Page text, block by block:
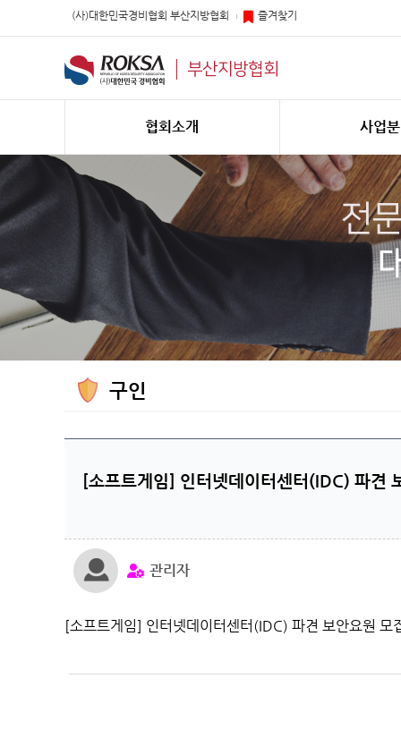
(사)대한민국경비협회 부산지방협회 즐겨찾기
부산지방협회
협회소개 사업
구인
[소프트게임] 인터넷데이터센터(IDC) 파견
관리자
[소프트게임] 인터넷데이터센터(IDC) 파견 보안요원 모